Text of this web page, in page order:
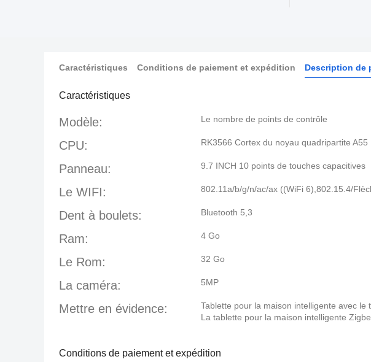
Caractéristiques Conditions de paiement et expédition Description de
Caractéristiques
Modèle: Le nombre de points de contrôle
CPU: RK3566 Cortex du noyau quadripartite A55
Panneau: 9.7 INCH 10 points de touches capacitives
Le WIFI: 802.11a/b/g/n/ac/ax ((WiFi 6),802.15.4/
Dent à boulets: Bluetooth 5,3
Ram: 4 Go
Le Rom: 32 Go
La caméra: 5MP
Mettre en évidence: Tablette pour la maison intelligente avec le
La tablette pour la maison intelligente
Conditions de paiement et expédition